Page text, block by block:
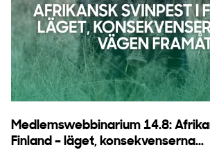
Medlemswebbinarium 14.8:
Finland – läget, konsekvenserna...